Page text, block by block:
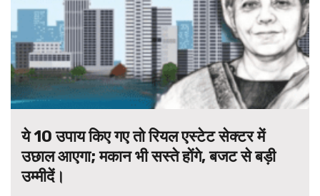
ये 10 उपाय किए गए तो रियल एस्टेट सेक्टर में
उछाल आएगा; मकान भी सस्ते होंगे, बजट से बड़ी
उम्मीदें।